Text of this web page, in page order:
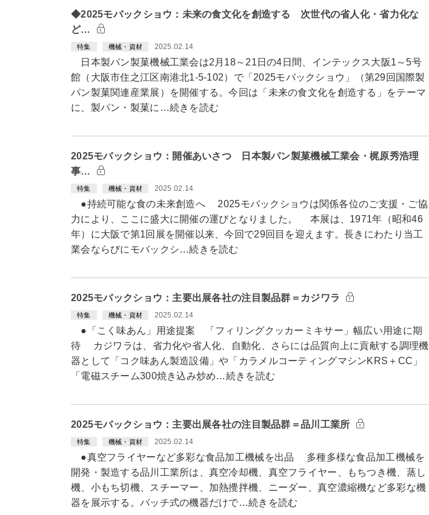
◆2025モバックショウ：未来の食文化を創造する 次世代の省人化・省力化な
ど…
特集 機械・資材 2025.02.14
日本製パン製菓機械工業会は2月18～21日の4日間、インテックス大阪1～5号
館（大阪市住之江区南港北1-5-102）で「2025モバックショウ」（第29回国際製
パン製菓関連産業展）を開催する。今回は「未来の食文化を創造する」をテーマ
に、製パン・製菓に…続きを読む
2025モバックショウ：開催あいさつ 日本製パン製菓機械工業会・梶原秀浩理
事…
特集 機械・資材 2025.02.14
●持続可能な食の未来創造へ 2025モバックショウは関係各位のご支援・ご協
力により、ここに盛大に開催の運びとなりました。 本展は、1971年（昭和46
年）に大阪で第1回展を開催以来、今回で29回目を迎えます。長きにわたり当工
業会ならびにモバックシ…続きを読む
2025モバックショウ：主要出展各社の注目製品群＝カジワラ
特集 機械・資材 2025.02.14
●「こく味あん」用途提案 「フィリングクッカーミキサー」幅広い用途に期
待 カジワラは、省力化や省人化、自動化、さらには品質向上に貢献する調理機
器として「コク味あん製造設備」や「カラメルコーティングマシンKRS＋CC」
「電磁スチーム300焼き込み炒め…続きを読む
2025モバックショウ：主要出展各社の注目製品群＝品川工業所
特集 機械・資材 2025.02.14
●真空フライヤーなど多彩な食品加工機械を出品 多種多様な食品加工機械を
開発・製造する品川工業所は、真空冷却機、真空フライヤー、もちつき機、蒸し
機、小もち切機、スチーマー、加熱攪拌機、ニーダー、真空濃縮機など多彩な機
器を展示する。バッチ式の機器だけで…続きを読む